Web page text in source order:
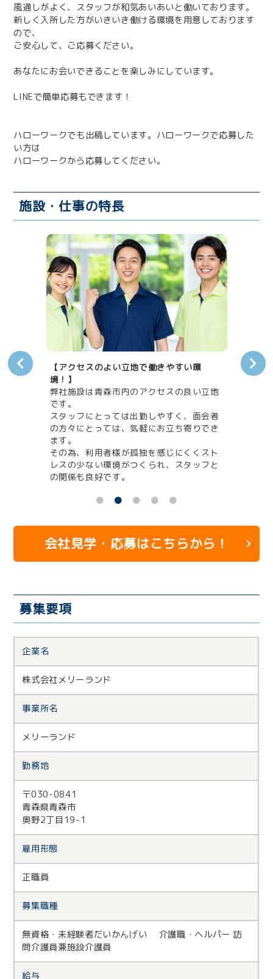
風通しがよく、スタッフが和気あいあいと働いております。
新しく入所した方がいきいき働ける環境を用意しております
ので、
ご安心して、ご応募ください。
あなたにお会いできることを楽しみにしています。
LINEで簡単応募もできます！
ハローワークでも出稿しています。ハローワークで応募した
い方は
ハローワークから応募してください。
施設・仕事の特長
サ
【アクセスのよい立地で働きやすい環
境！】
弊社施設は青森市内のアクセスの良い立地
です。
スタッフにとっては出勤しやすく、面会者
の方々にとっては、気軽にお立ち寄りでき
ます。
その為、利用者様が孤独を感じにくくスト
レスの少ない環境がつくられ、スタッフと
の関係も良好です。
【働
しみ
会社見学・応募はこちらから！
募集要項
企業名
株式会社メリーランド
事業所名
メリーランド
勤務地
〒030-0841
青森県青森市
奥野2丁目19-1
雇用形態
正職員
募集職種
無資格・未経験者だいかんげい 介護職・ヘルパー 訪
問介護員兼施設介護員
給与